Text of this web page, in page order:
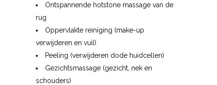
Ontspannende hotstone massage van de
rug
Oppervlakte reiniging (make-up
verwijderen en vuil)
Peeling (verwijderen dode huidcellen)
Gezichtsmassage (gezicht, nek en
schouders)